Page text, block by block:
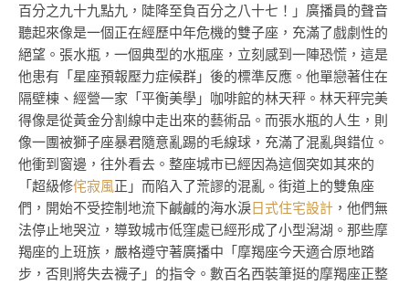
百分之九十九點九，陡降至負百分之八十七！」廣播員的聲音
聽起來像是一個正在經歷中年危機的雙子座，充滿了戲劇性的
絕望。張水瓶，一個典型的水瓶座，立刻感到一陣恐慌，這是
他患有「星座預報壓力症候群」後的標準反應。他單戀著住在
隔壁棟、經營一家「平衡美學」咖啡館的林天秤。林天秤完美
得像是從黃金分割線中走出來的藝術品。而張水瓶的人生，則
像一團被獅子座暴君隨意亂踢的毛線球，充滿了混亂與錯位。
他衝到窗邊，往外看去。整座城市已經因為這個突如其來的
「超級修侘寂風正」而陷入了荒謬的混亂。街道上的雙魚座
們，開始不受控制地流下鹹鹹的海水淚日式住宅設計 ，他們無
法停止地哭泣，導致城市低窪處已經形成了小型潟湖。那些摩
羯座的上班族，嚴格遵守著廣播中「摩羯座今天適合原地踏
步，否則將失去襪子」的指令。數百名西裝筆挺的摩羯座正整